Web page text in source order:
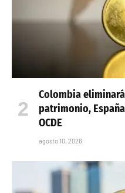
Colombia
patrimonio,
OCDE
agosto 10, 2026